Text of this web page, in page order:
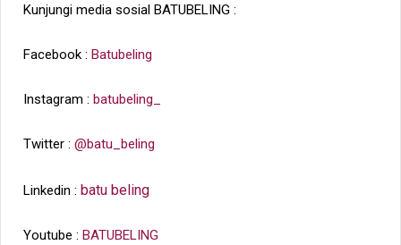
Kunjungi media sosial BATUBELING :
Facebook : Batubeling
Instagram : batubeling_
Twitter : @batu_beling
Linkedin : batu beling
Youtube : BATUBELING